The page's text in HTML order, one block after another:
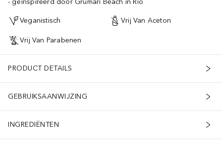
geïnspireerd door Grumari Beach in Rio
Veganistisch Vrij Van Aceton
Vrij Van Parabenen
PRODUCT DETAILS
GEBRUIKSAANWIJZING
INGREDIËNTEN